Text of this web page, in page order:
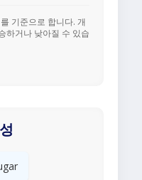
기준으로 합니다. 개
하거나 낮아질 수 있습